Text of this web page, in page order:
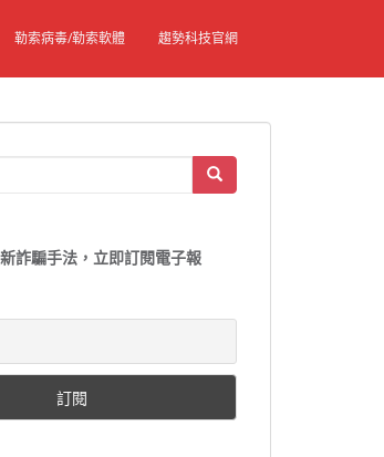
勒索病毒/勒索軟體 趨勢科技官網
詐騙手法，立即訂閱電子報